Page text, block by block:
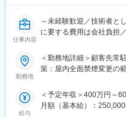
です。
・アパレル店舗運営経験
半導体製造装置の立ち上
・営業経験者：
風力発電施設の設計補助
■スキルアップやキャリア
仕事内容
～未経験歓迎／技術者と
に要する費用は会社負担
■業務内容：
各種メーカーの開発パー
＜具体的な業務＞
・化学物質管理やシステ
勤務地
＜勤務地詳細＞顧客先常
策：屋内全面禁煙変更の
給与
＜予定年収＞400万円～
月額（基本給）：